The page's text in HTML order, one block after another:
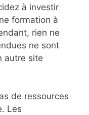
à investir
formation à
rien ne
ne sont
autre site
de ressources
Les